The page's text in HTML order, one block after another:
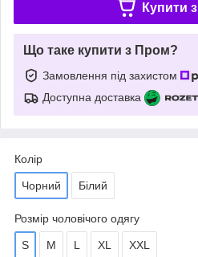
Купити з
Що таке купити з Пром?
Замовлення під захистом
Доступна доставка
Колір
Чорний Білий
Розмір чоловічого одягу
S M L XL XXL